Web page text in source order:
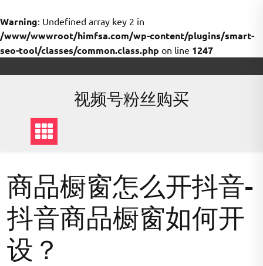
Warning: Undefined array key 2 in
/www/wwwroot/himfsa.com/wp-content/plugins/smart-
seo-tool/classes/common.class.php on line 1247
to
视频号粉丝购买
商品橱窗怎么开抖音-
抖音商品橱窗如何开
设？